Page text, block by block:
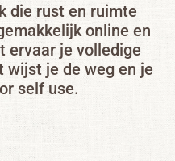
die rust en ruimte
online en
ervaar je volledige
wijst je de weg en je
self use.